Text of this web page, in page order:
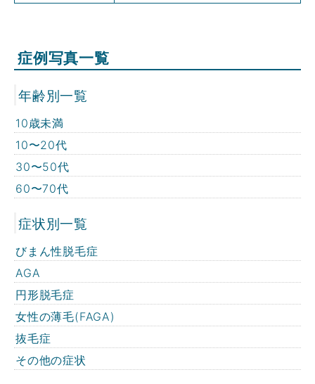
症例写真一覧
年齢別一覧
10歳未満
10〜20代
30〜50代
60〜70代
症状別一覧
びまん性脱毛症
AGA
円形脱毛症
女性の薄毛(FAGA)
抜毛症
その他の症状